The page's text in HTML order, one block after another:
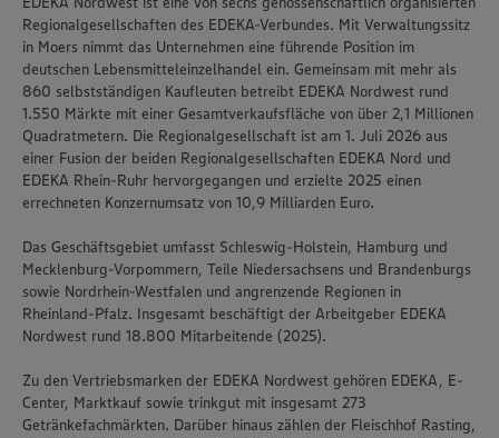
Regionalgesellschaften des EDEKA-Verbundes. Mit Verwaltungssitz
in Moers nimmt das Unternehmen eine führende Position im
deutschen Lebensmitteleinzelhandel ein. Gemeinsam mit mehr als
860 selbstständigen Kaufleuten betreibt EDEKA Nordwest rund
1.550 Märkte mit einer Gesamtverkaufsfläche von über 2,1 Millionen
Quadratmetern. Die Regionalgesellschaft ist am 1. Juli 2026 aus
einer Fusion der beiden Regionalgesellschaften EDEKA Nord und
EDEKA Rhein-Ruhr hervorgegangen und erzielte 2025 einen
errechneten Konzernumsatz von 10,9 Milliarden Euro.
Das Geschäftsgebiet umfasst Schleswig-Holstein, Hamburg und
Mecklenburg-Vorpommern, Teile Niedersachsens und Brandenburgs
sowie Nordrhein-Westfalen und angrenzende Regionen in
Rheinland-Pfalz. Insgesamt beschäftigt der Arbeitgeber EDEKA
Nordwest rund 18.800 Mitarbeitende (2025).
Zu den Vertriebsmarken der EDEKA Nordwest gehören EDEKA, E-
Center, Marktkauf sowie trinkgut mit insgesamt 273
Getränkefachmärkten. Darüber hinaus zählen der Fleischhof Rasting,